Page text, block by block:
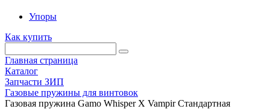
Упоры
Как купить
Главная страница
Каталог
Запчасти ЗИП
Газовые пружины для винтовок
Газовая пружина Gamo Whisper X Vampir Стандартная